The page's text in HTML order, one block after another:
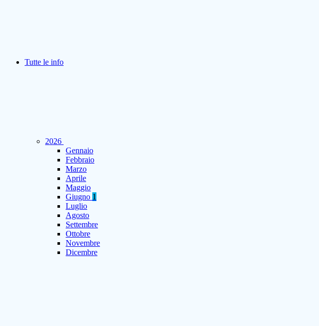
Tutte le info
2026
Gennaio
Febbraio
Marzo
Aprile
Maggio
Giugno 1
Luglio
Agosto
Settembre
Ottobre
Novembre
Dicembre